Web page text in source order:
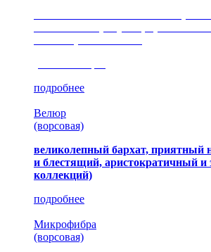
подробнее
Велюр
(ворсовая)
великолепный бархат, приятный
и блестящий, аристократичный и
коллекций)
подробнее
Микрофибра
(ворсовая)